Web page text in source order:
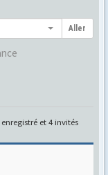
Aller
et 4 invités